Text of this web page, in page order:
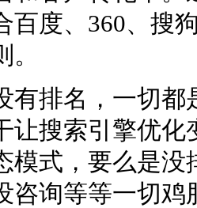
百度、360、搜
有排名，一切
让搜索引擎优
模式，要么是
咨询等等一切鸡